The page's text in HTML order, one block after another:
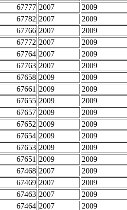
67777 2007
2009
67782 2007
2009
67766 2007
2009
67772 2007
2009
67764 2007
2009
67763 2007
2009
67658 2009
2009
67661 2009
2009
67655 2009
2009
67657 2009
2009
67652 2009
2009
67654 2009
2009
67653 2009
2009
67651 2009
2009
67468 2007
2009
67469 2007
2009
67463 2007
2009
67464 2007 2009